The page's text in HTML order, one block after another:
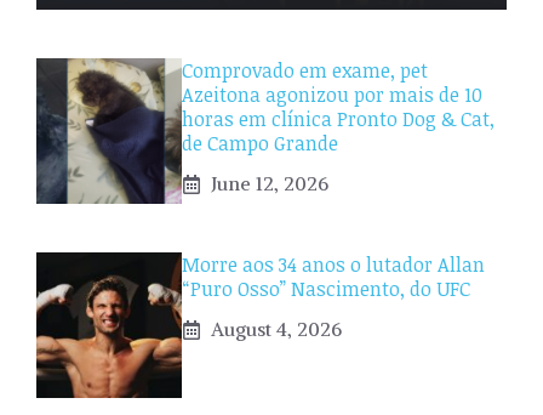
Comprovado em exame, pet
Azeitona agonizou por mais de 10
horas em clínica Pronto Dog & Cat,
de Campo Grande
June 12, 2026
Morre aos 34 anos o lutador Allan
“Puro Osso” Nascimento, do UFC
August 4, 2026